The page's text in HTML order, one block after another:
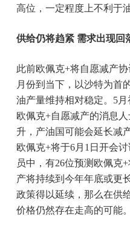
高位，一定程度上不利于
供给仍将趋紧 需求出现回
此前欧佩克+将自愿减产
月份到当下，以沙特为首
油产量维持相对稳定。5月
欧佩克+自愿减产的消息
升，产油国可能会延长减
欧佩克+将于6月1日开会
员中，有26位预测欧佩克
产将持续到今年年底或更
政策得以延续，那么在供
价格仍然存在走高的可能。